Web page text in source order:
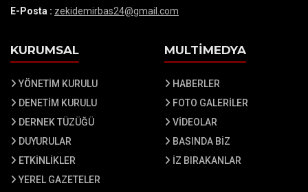
E-Posta : zekidemirbas24@gmail.com
KURUMSAL
YÖNETİM KURULU
DENETİM KURULU
DERNEK TÜZÜĞÜ
DUYURULAR
ETKİNLİKLER
YEREL GAZETELER
MULTİMEDYA
HABERLER
FOTO GALERİLER
VİDEOLAR
BASINDA BİZ
İZ BIRAKANLAR